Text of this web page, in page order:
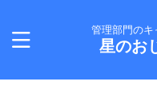
管理部門のキ
星のお